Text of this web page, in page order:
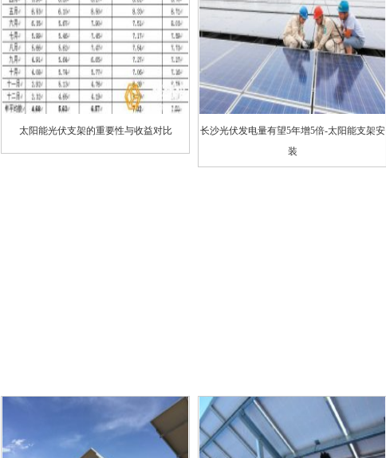
太阳能光伏支架的重要性与收益对比
长沙光伏发电量有望5年增5倍-太阳能支架安
装